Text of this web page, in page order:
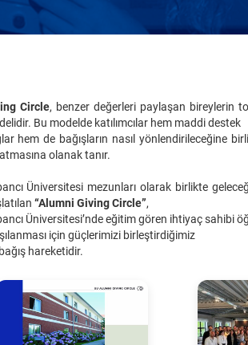
Circle, benzer değerleri paylaşan bireylerin
Bu modelde katılımcılar hem maddi destek
hem de bağışların nasıl yönlendirileceğine
olanak tanır.
Üniversitesi mezunları olarak birlikte
“Alumni Giving Circle”,
Üniversitesi’nde eğitim gören ihtiyaç sahibi
için güçlerimizi birleştirdiğimiz
hareketidir.